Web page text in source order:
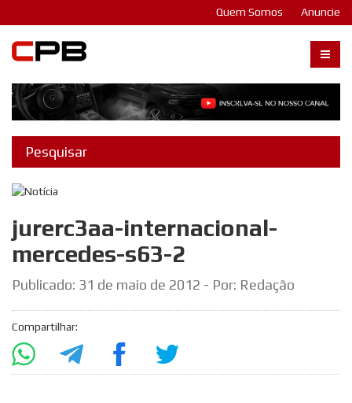
Quem Somos Anuncie
jurerc3aa-internacional-
mercedes-s63-2
Publicado: 31 de maio de 2012 - Por: Redação
Compartilhar: